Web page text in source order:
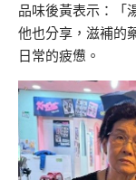
品味後黃表示：「
他也分享，滋補的
日常的疲憊。